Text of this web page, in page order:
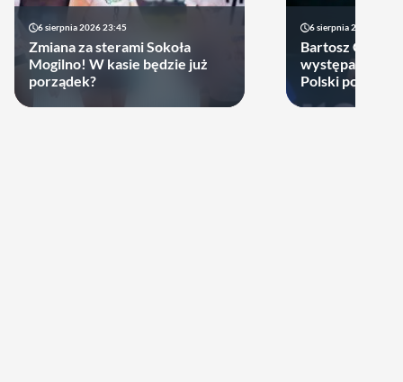
6 sierpnia 2026 23:45
Zmiana za sterami Sokoła
Mogilno! W kasie będzie już
porządek?
6 sierpnia 2026 17:40
Bartosz
występach w
Polski podjął